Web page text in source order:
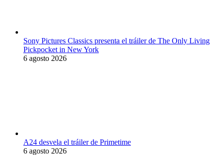
Sony Pictures Classics presenta el tráiler de The Only Living
Pickpocket in New York
6 agosto 2026
A24 desvela el tráiler de Primetime
6 agosto 2026